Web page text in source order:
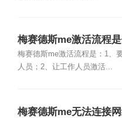
梅赛德斯me激活流程是
梅赛德斯me激活流程是：1、
人员；2、让工作人员激活...
梅赛德斯me无法连接